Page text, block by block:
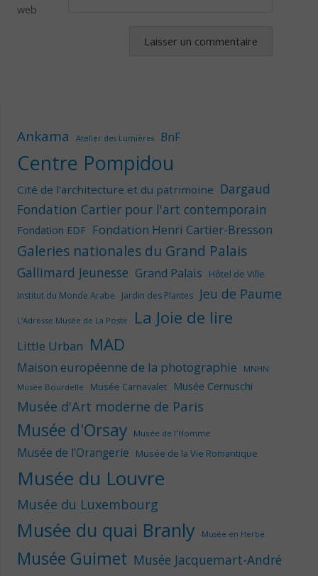
web
Ankama Atelier des Lumières BnF
Centre Pompidou
Cité de l'architecture et du patrimoine Dargaud
Fondation Cartier pour l'art contemporain
Fondation EDF Fondation Henri Cartier-Bresson
Galeries nationales du Grand Palais
Gallimard Jeunesse Grand Palais Hôtel de Ville
Institut du Monde Arabe Jardin des Plantes Jeu de Paume
L'Adresse Musée de La Poste La Joie de lire
Little Urban MAD
Maison européenne de la photographie
MNHN
Musée Bourdelle
Musée Carnavalet Musée Cernuschi
Musée d'Art moderne de Paris
Musée d'Orsay Musée de l'Homme
Musée de l'Orangerie Musée de la Vie Romantique
Musée du Louvre
Musée du Luxembourg
Musée du quai Branly Musée en Herbe
Musée Guimet Musée Jacquemart-André